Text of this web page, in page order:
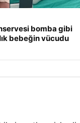
bomba gibi
bebeğin vücudu